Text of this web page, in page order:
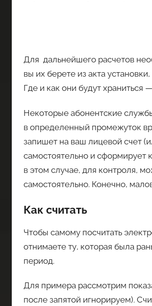
Для дальнейшего расчетов
вы их берете из акта
Где и как они будут храниться
Некоторые абонентские
в определенный промежуток
запишет на ваш лицевой счет
самостоятельно и сформирует
в этом случае, для контроля,
самостоятельно. Конечно,
Как считать
Чтобы самому посчитать
отнимаете ту, которая была
период.
Для примера рассмотрим
после запятой игнорируем).